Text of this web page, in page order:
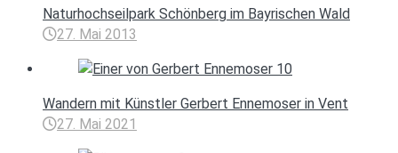
Naturhochseilpark Schönberg im Bayrischen Wald
27. Mai 2013
Wandern mit Künstler Gerbert Ennemoser in Vent
27. Mai 2021